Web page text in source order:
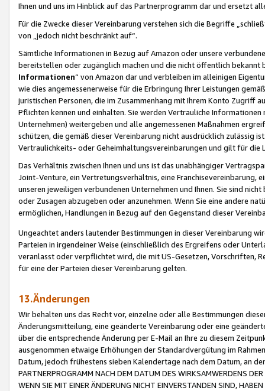
Ihnen und uns im Hinblick auf das Partnerprogramm dar und ersetzt
Für die Zwecke dieser Vereinbarung verstehen sich die Begriffe
von „jedoch nicht beschränkt auf“.
Sämtliche Informationen in Bezug auf Amazon oder unsere
bereitstellen oder zugänglich machen und die nicht öffentlich
Informationen“ von Amazon dar und verbleiben im alleinigen
wie dies angemessenerweise für die Erbringung Ihrer Leistungen
juristischen Personen, die im Zusammenhang mit Ihrem Konto
Pflichten kennen und einhalten. Sie werden Vertrauliche
Unternehmen) weitergeben und alle angemessenen Maßnahmen
schützen, die gemäß dieser Vereinbarung nicht ausdrücklich zulässig
Vertraulichkeits- oder Geheimhaltungsvereinbarungen und gilt für die
Das Verhältnis zwischen Ihnen und uns ist das unabhängiger
Joint-Venture, ein Vertretungsverhältnis, eine Franchisevereinbarung,
unseren jeweiligen verbundenen Unternehmen und Ihnen. Sie sind
oder Zusagen abzugeben oder anzunehmen. Wenn Sie eine andere
ermöglichen, Handlungen in Bezug auf den Gegenstand dieser
Ungeachtet anders lautender Bestimmungen in dieser Vereinbarung
Parteien in irgendeiner Weise (einschließlich des Ergreifens oder
veranlasst oder verpflichtet wird, die mit US-Gesetzen, Vorschriften,
für eine der Parteien dieser Vereinbarung gelten.
13.Änderungen
Wir behalten uns das Recht vor, einzelne oder alle Bestimmungen
Änderungsmitteilung, eine geänderte Vereinbarung oder eine
über die entsprechende Änderung per E-Mail an Ihre zu diesem
ausgenommen etwaige Erhöhungen der Standardvergütung im
Datum, jedoch frühestens sieben Kalendertage nach dem Datum, an
PARTNERPROGRAMM NACH DEM DATUM DES WIRKSAMWERDENS
WENN SIE MIT EINER ÄNDERUNG NICHT EINVERSTANDEN SIND,